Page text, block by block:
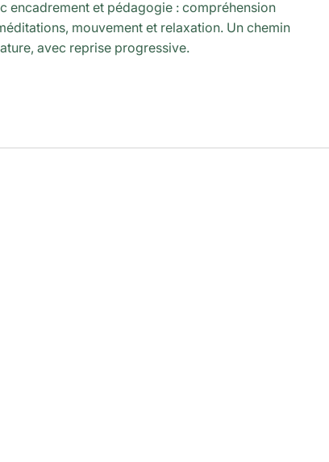
encadrement et pédagogie : compréhension
mouvement et relaxation. Un chemin
avec reprise progressive.